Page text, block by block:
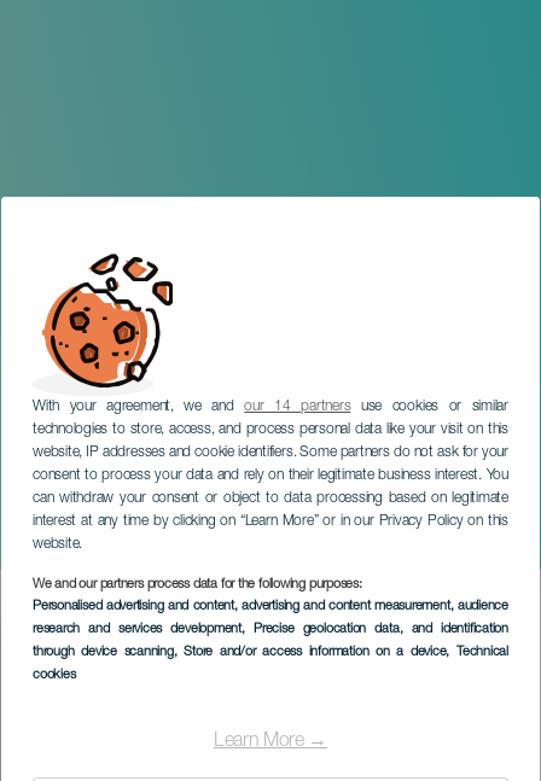
With your agreement, we andour 14 partnersuse cookies or similar
technologies to store, access, and process personal data like your visit on this
website, IP addresses and cookie identifiers. Some partners do not ask for your
consent to process your data and rely on their legitimate business interest. You
can withdraw your consent or object to data processing based on legitimate
interest at any time by clicking on “Learn More” or in our Privacy Policy on this
website.
We and our partners process data for the following purposes:
Personalised advertising and content, advertising and content measurement, audience
research and services development, Precise geolocation data, and identification
through device scanning, Store and/or access information on a device, Technical
cookies
Learn More →
Cinema e Paradiso - Fimucité
TENERIFE
Imagen
Listado